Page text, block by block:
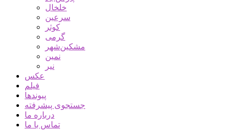
خلخال
سرعین
کوثر
گرمی
مشکین‌شهر
نمین
نیر
عکس
فیلم
پیوندها
جستجوی پیشرفته
درباره ما
تماس با ما